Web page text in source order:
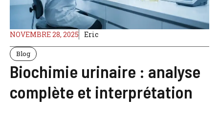
NOVEMBRE 28, 2025 Eric
Blog
Biochimie urinaire : analyse
complète et interprétation